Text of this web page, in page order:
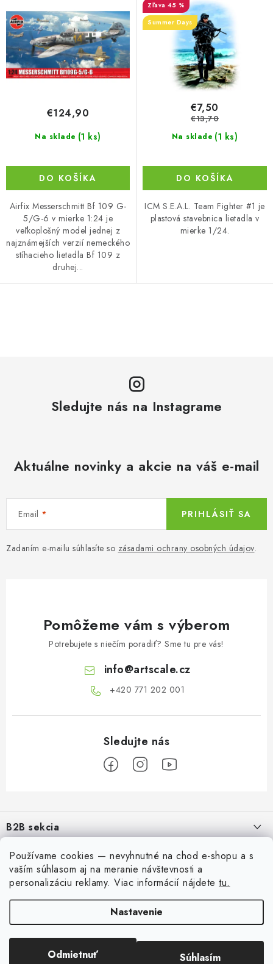
Používame cookies — nevyhnutné na chod e-shopu a s
vaším súhlasom aj na meranie návštevnosti a
personalizáciu reklamy. Viac informácií nájdete tu.
Nastavenie
Odmietnuť Súhlasím
u
k
t
o
o
d
u
k
Na sklade (1 ks)
€124,90
DO KOŠÍKA
Airfix Messerschmitt Bf 109 G-
5/G-6 v mierke 1:24 je
veľkoplošný model jednej z
najznámejších verzií nemeckého
stíhacieho lietadla Bf 109 z
druhej...
45 %
Summer Days
Na sklade (1 ks)
€7,50
€13,70
DO KOŠÍKA
ICM S.E.A.L. Team Fighter #1 je
plastová stavebnica lietadla v
mierke 1/24.
v
y
v
ý
Sledujte nás na Instagrame
Aktuálne novinky a akcie na váš e-mail
Email
Zadaním e-mailu súhlasíte so zásadami ochrany osobných údajov.
PRIHLÁSIŤ SA
Pomôžeme vám s výberom
Potrebujete s niečím poradiť? Sme tu pre vás!
info@artscale.cz
+420 771 202 001​
pB2B sekcia
Naším cieľom je 100% orientácia na potreby obchodných partnerov,
poskytovanie vhodných služieb a servisu
Informácie pre vás
O Nás
Moja objednávka
Kontakty
Preprava a platba
Môj účet
Registrácia
História objednávok
Copyright 2026 . Všetky práva vyhradené.